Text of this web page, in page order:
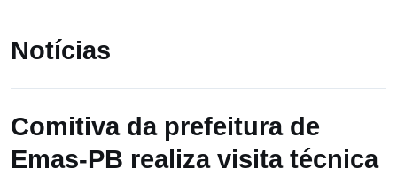
Notícias
Comitiva da prefeitura de
Emas-PB realiza visita técnica